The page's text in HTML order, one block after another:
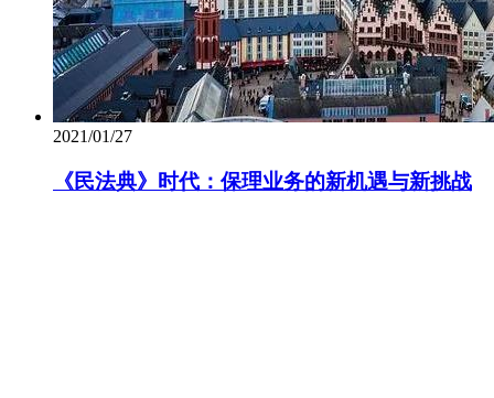
2021/01/27
《民法典》时代：保理业务的新机遇与新挑战